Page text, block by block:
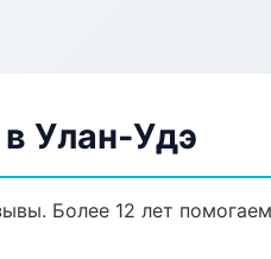
Улан-Удэ
Более 12 лет